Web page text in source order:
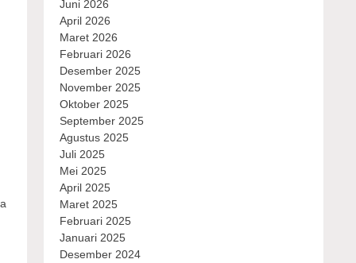
Juni 2026
April 2026
Maret 2026
Februari 2026
Desember 2025
November 2025
Oktober 2025
September 2025
Agustus 2025
Juli 2025
Mei 2025
April 2025
Maret 2025
Februari 2025
Januari 2025
Desember 2024